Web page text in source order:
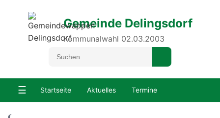
Gemeinde Delingsdorf
Kommunalwahl 02.03.2003
☰ Startseite Aktuelles Termine